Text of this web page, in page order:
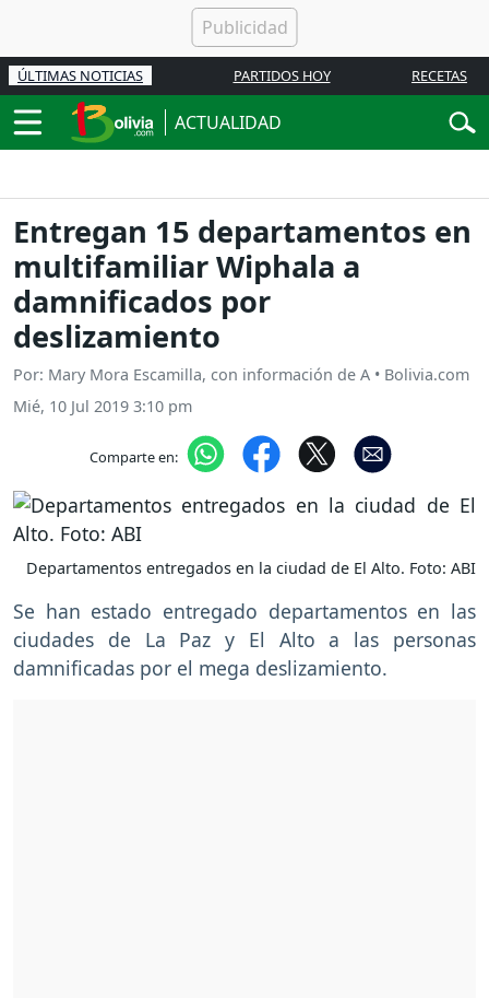
ÚLTIMAS NOTICIAS PARTIDOS HOY RECETAS
ACTUALIDAD
Entregan 15 departamentos en
multifamiliar Wiphala a
damnificados por
deslizamiento
Por: Mary Mora Escamilla, con información de A • Bolivia.com
Mié, 10 Jul 2019 3:10 pm
Comparte en:
Departamentos entregados en la ciudad de El Alto. Foto: ABI
Se han estado entregado departamentos en las
ciudades de La Paz y El Alto a las personas
damnificadas por el mega deslizamiento.